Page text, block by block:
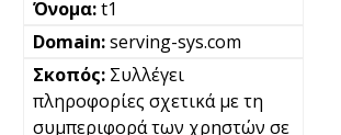
t1
serving-sys.com
Συλλέγει
πληροφορίες σχετικά με τη
συμπεριφορά των χρηστών σε